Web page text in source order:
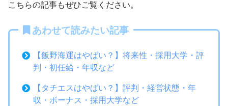
こちらの記事もぜひご覧ください。
あわせて読みたい記事
【飯野海運はやばい？】将来性・採用大学・評
判・初任給・年収など
【タチエスはやばい？】評判・経営状態・年
収・ボーナス・採用大学など